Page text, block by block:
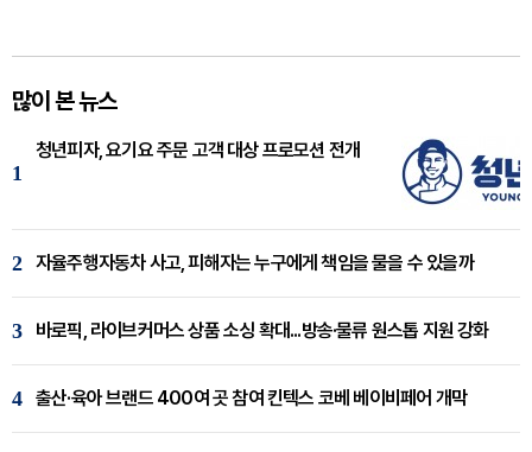
많이 본 뉴스
1
청년피자, 요기요 주문 고객 대상 프로모션 전개
2 자율주행자동차 사고, 피해자는 누구에게 책임을 물을 수 있을까
3 바로픽, 라이브커머스 상품 소싱 확대...방송·물류 원스톱 지원 강화
4 출산·육아 브랜드 400여 곳 참여 킨텍스 코베 베이비페어 개막